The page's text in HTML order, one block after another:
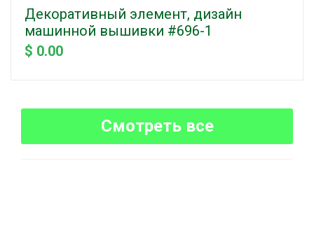
Декоративный элемент, дизайн
машинной вышивки #696-1
$ 0.00
Смотреть все